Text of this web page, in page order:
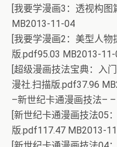
[我要学漫画3：透视构图
MB2013-11-04
[我要学漫画2：美型人物
版.pdf95.03 MB2013-11-
[超级漫画技法宝典：入
漫社.扫描版.pdf37.96
–新世纪卡通漫画技法–
[新世纪卡通漫画技法05
版.pdf117.47 MB2013-